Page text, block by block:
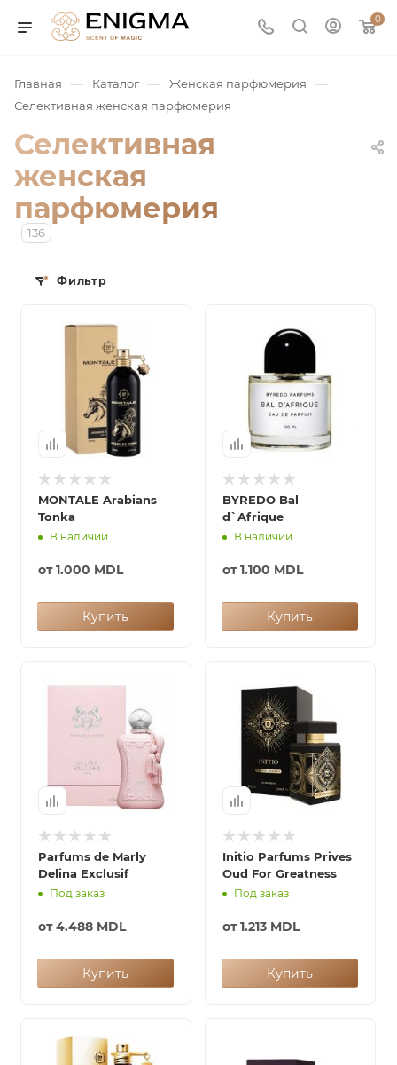
0
Арабская
Главная — Каталог — Женская парфюмерия —
Селективная женская парфюмерия
Селективная
женская
парфюмерия
136
Фильтр
MONTALE Arabians
Tonka
В наличии
от1.000 MDL
Купить
BYREDO Bal
d`Afrique
В наличии
от1.100 MDL
Купить
Parfums de Marly
Delina Exclusif
Под заказ
от4.488 MDL
Купить
Initio Parfums Prives
Oud For Greatness
Под заказ
от1.213 MDL
Купить